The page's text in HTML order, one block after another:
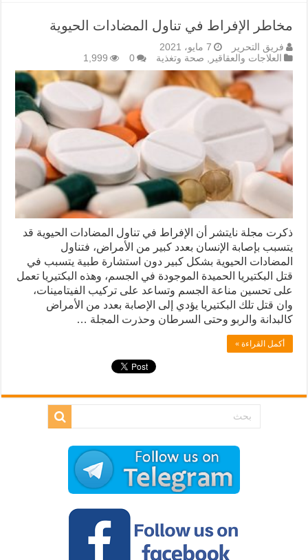
مخاطر الإفراط في تناول المضادات الحيوية
فريق التحرير
7 مايو، 2021
العلاجات والعقاقير , صحة وتغذية 0
1,999
ذكرت مجلة نايتشر أن الإفراط في تناول المضادات الحيوية قد
يتسبب بإصابة الإنسان بعدد كبير من الأمراض، فتناول
المضادات الحيوية بشكل كبير دون استشارة طبية يتسبب في
قتل البكتيريا الحميدة الموجودة في الجسم، وهذه البكتيريا تعمل
على تحسين مناعة الجسم وتساعد على تركيب الفيتامينات،
وان قتل تلك البكتيريا يؤدي إلى الإصابة بعدد من الأمراض
كالبدانة والربو وحتى السرطان وحذرت المجلة …
أكمل القراءة »